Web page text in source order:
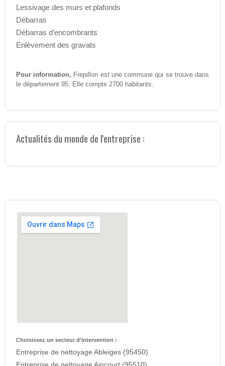
Lessivage des murs et plafonds
Débarras
Débarras d’encombrants
Enlèvement des gravats
Pour information, Frepillon est une commune qui se trouve dans
le département 95. Elle compte 2700 habitants.
Actualités du monde de l'entreprise :
Choisissez un secteur d'intervention :
Entreprise de nettoyage Ableiges (95450)